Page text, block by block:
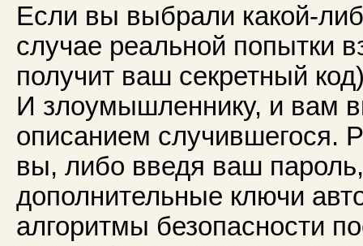
Если вы выбрали какой-
случае реальной попытки
получит ваш секретный
И злоумышленнику, и вам
описанием случившегося.
вы, либо введя ваш
дополнительные ключи
алгоритмы безопасности